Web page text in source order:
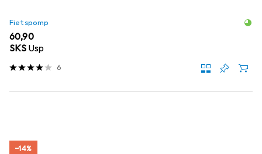
Fietspomp
EUR
60,90
SKS Usp
6
−14%